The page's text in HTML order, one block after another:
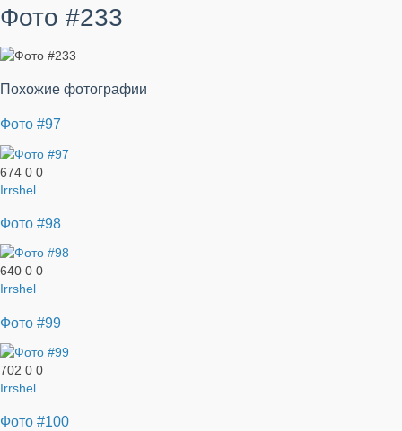
Фото #233
Похожие фотографии
Фото #97
674 0 0
Irrshel
Фото #98
640 0 0
Irrshel
Фото #99
702 0 0
Irrshel
Фото #100